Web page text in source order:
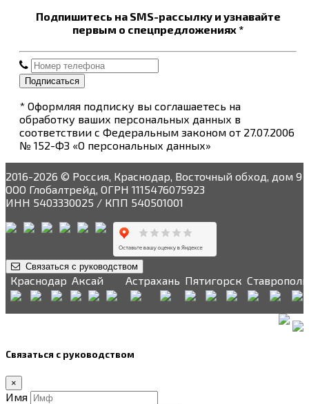
Подпишитесь на SMS-рассылку и узнавайте
первым о спецпредложениях *
Подписаться
* Оформляя подписку вы соглашаетесь на
обработку ваших персональных данных в
соответствии с Федеральным законом от 27.07.2006
№ 152-ФЗ «О персональных данных»
2016-2026 © Россия, Краснодар, Восточный обход, дом 9
ООО Глобалтрейд, ОГРН 1115476075923
ИНН 5403330025 / КПП 540501001
Связаться с руководством
Краснодар Аксай Астрахань Пятигорск Ставрополь
Связаться с руководством
×
Имя